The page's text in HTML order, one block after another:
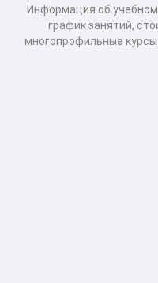
Информация об
график занятий,
многопрофильные